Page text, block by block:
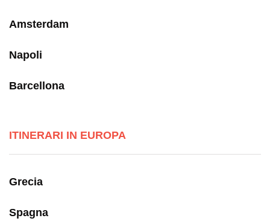
Amsterdam
Napoli
Barcellona
ITINERARI IN EUROPA
Grecia
Spagna